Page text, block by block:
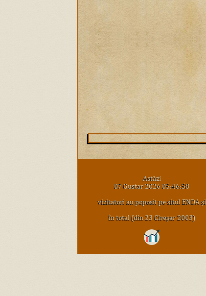
Astăzi
07 Gustar 2026 05:46:58
vizitatori au poposit pe situl ENDA şi
în total (din 23 Cireşar 2003)